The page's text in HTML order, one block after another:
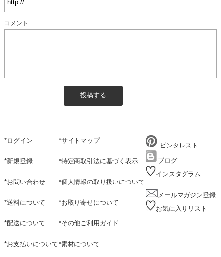
コメント
*ログイン
*新規登録
*お問い合わせ
*送料について
*配送について
*お支払いについて
*サイトマップ
*特定商取引法に基づく表示
*個人情報の取り扱いについて
*お取り寄せについて
*その他ご利用ガイド
*素材について
ピンタレスト
ブログ
インスタグラム
メールマガジン登録
お気に入りリスト